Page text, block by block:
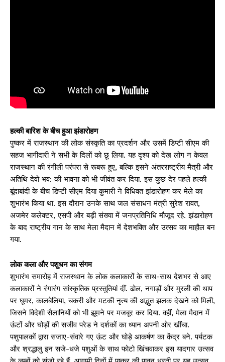
हल्की बारिश के बीच हुआ झंडारोहण
पुष्कर में राजस्थान की लोक संस्कृति का प्रदर्शन और उसमें डिप्टी सीएम की
सहज भागीदारी ने सभी के दिलों को छू लिया. यह दृश्य को देख लोग न केवल
राजस्थान की रंगीली परंपरा से रूबरू हुए, बल्कि इसने अंतरराष्ट्रीय मैत्री और
अतिथि देवो भव: की भावना को भी जीवंत कर दिया. इस कुछ देर पहले हल्की
बूंदाबांदी के बीच डिप्टी सीएम दिया कुमारी ने विधिवत झंडारोहण कर मेले का
शुभारंभ किया था. इस दौरान उनके साथ जल संसाधन मंत्री सुरेश रावत,
अजमेर कलेक्टर, एसपी और बड़ी संख्या में जनप्रतिनिधि मौजूद रहे. झंडारोहण
के बाद राष्ट्रीय गान के साथ मेला मैदान में देशभक्ति और उत्सव का माहौल बन
गया.
लोक कला और पशुधन का संगम
शुभारंभ समारोह में राजस्थान के लोक कलाकारों के साथ-साथ देशभर से आए
कलाकारों ने रंगारंग सांस्कृतिक प्रस्तुतियां दीं. ढोल, नगाड़ों और मुरली की थाप
पर घूमर, कालबेलिया, चकरी और मटकी नृत्य की अद्भुत झलक देखने को मिली,
जिसने विदेशी सैलानियों को भी झूमने पर मजबूर कर दिया. वहीं, मेला मैदान में
ऊंटों और घोड़ों की सजीव परेड ने दर्शकों का ध्यान अपनी ओर खींचा.
पशुपालकों द्वारा सजाए-संवारे गए ऊंट और घोड़े आकर्षण का केंद्र बने. पर्यटक
और श्रद्धालु इन सजे-धजे पशुओं के साथ फोटो खिंचवाकर इस यादगार उत्सव